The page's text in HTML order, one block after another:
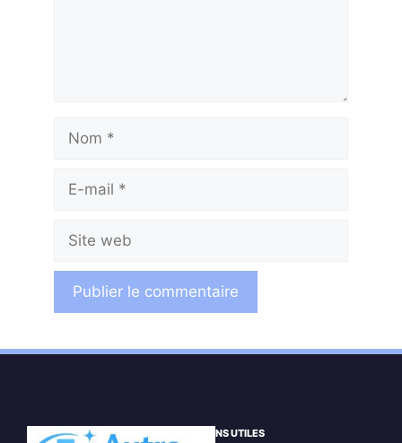
mail
web
LIENS UTILES